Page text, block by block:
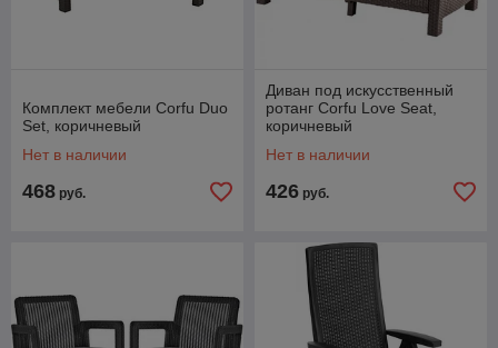
Комплект мебели Corfu Duo
Set, коричневый
Нет в наличии
468 руб.
Диван под искусственный
ротанг Corfu Love Seat,
коричневый
Нет в наличии
426 руб.